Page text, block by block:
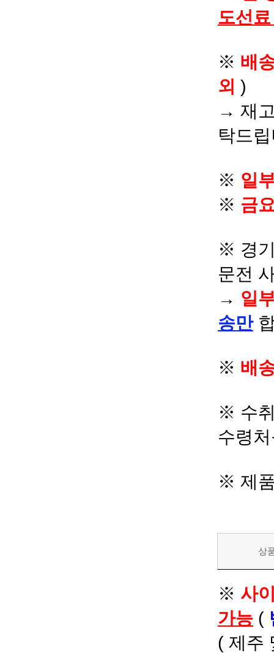
도선
※ 배
외 )
→ 재
탁드
※ 일
※ 금
※ 경
문전
→ 일
송만
※ 배
※ 수
수령
※ 제
상
※ 사
가능 (
( 제주